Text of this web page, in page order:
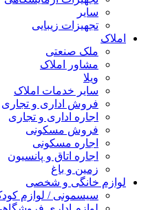
سایر
تجهیزات زیبایی
املاک
ملک صنعتی
مشاور املاک
ویلا
سایر خدمات املاک
فروش اداری و تجاری
اجاره اداری و تجاری
فروش مسکونی
اجاره مسکونی
اجاره اتاق و پانسیون
زمین و باغ
لوازم خانگی و شخصی
سیسمونی / لوازم